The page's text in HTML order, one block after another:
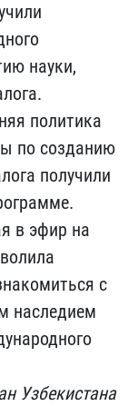
науки,
политика
по созданию
получили
в эфир на
с
наследием
Узбекистана